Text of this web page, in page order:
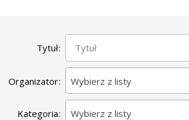
Tytuł
Organizator Wybierz z listy
Kategoria Wybierz z listy